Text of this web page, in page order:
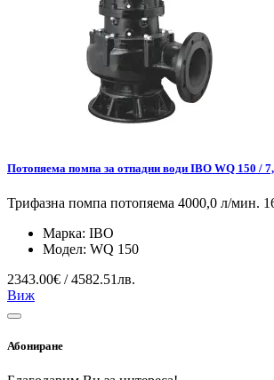
Потопяема помпа за отпадни води IBO WQ 150 /
Трифазна помпа потопяема 4000,0 л/мин.
Марка: IBO
Модел: WQ 150
2343.00€ / 4582.51лв.
Виж
Абониране